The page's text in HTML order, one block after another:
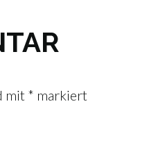
mit * markiert